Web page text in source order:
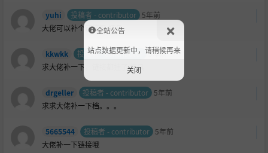
yuhi 投稿者 - contributor 5年前
大佬可以补个链接吗杯具
kkwkk 投稿者 - contributor
5年前
求大佬补一下，链接都挂了杯具
drgeller 投稿者 - contributor 5年前
求求大佬补一下档。。。
5665544 投稿者 - contributor 5年前
大佬补一下链接哦
全站公告
站点数据更新中，请稍候再来
关闭